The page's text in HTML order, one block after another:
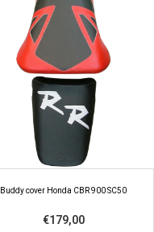
Buddy cover Honda CBR 900 SC50
€179,00